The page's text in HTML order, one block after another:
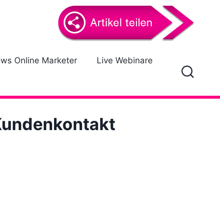
Online Marketer Live Webinare